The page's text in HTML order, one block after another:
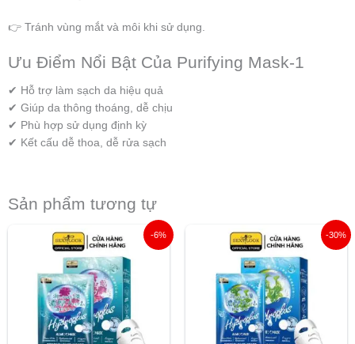
👉 Tránh vùng mắt và môi khi sử dụng.
Ưu Điểm Nổi Bật Của Purifying Mask-1
✔ Hỗ trợ làm sạch da hiệu quả
✔ Giúp da thông thoáng, dễ chịu
✔ Phù hợp sử dụng định kỳ
✔ Kết cấu dễ thoa, dễ rửa sạch
Sản phẩm tương tự
-6%
Giá
gốc
là:
195.000 ₫.
hiện
tại
là:
183.000 ₫.
-30%
Giá
gốc
là:
329.000 ₫.
hiện
tại
là:
229.000 ₫.